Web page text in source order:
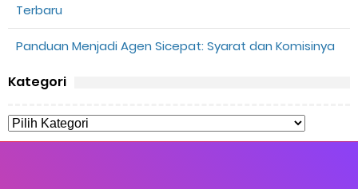
Terbaru
Panduan Menjadi Agen Sicepat: Syarat dan Komisinya
Kategori